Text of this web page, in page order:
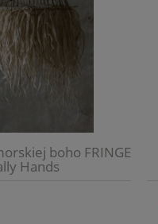
boho FRINGE
Hands